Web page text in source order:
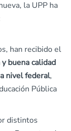
la UPP ha
han recibido el
buena calidad
nivel federal,
Pública
distintos